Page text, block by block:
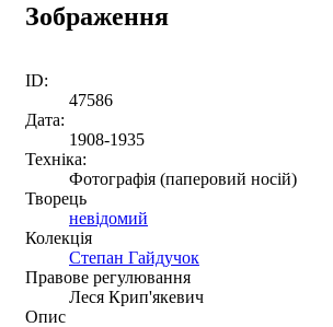
Зображення
ID:
47586
Дата:
1908-1935
Техніка:
Фотографія (паперовий носій)
Творець
невідомий
Колекція
Степан Гайдучок
Правове регулювання
Леся Крип'якевич
Опис